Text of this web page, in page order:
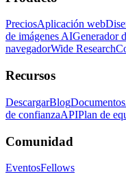
PreciosAplicación web
de imágenes AIGenerador
navegadorWide Research
Recursos
DescargarBlogDocumentos
de confianzaAPIPlan de
Comunidad
EventosFellows